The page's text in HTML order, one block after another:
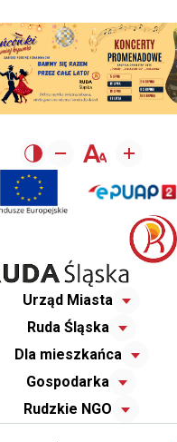
Urząd Miasta
Ruda Śląska
Dla mieszkańca
Gospodarka
Rudzkie NGO